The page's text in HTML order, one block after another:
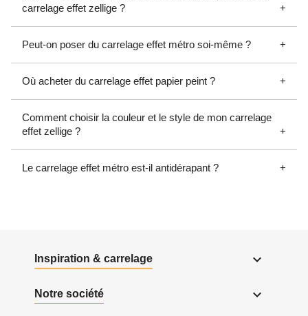
carrelage effet zellige ?
Peut-on poser du carrelage effet métro soi-même ?
Où acheter du carrelage effet papier peint ?
Comment choisir la couleur et le style de mon carrelage
effet zellige ?
Le carrelage effet métro est-il antidérapant ?
Inspiration & carrelage 
Notre société 